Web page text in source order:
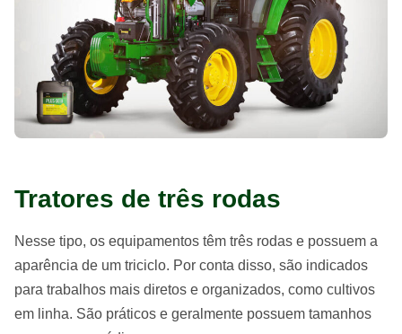
Tratores de três rodas
Nesse tipo, os equipamentos têm três rodas e possuem a
aparência de um triciclo. Por conta disso, são indicados
para trabalhos mais diretos e organizados, como cultivos
em linha. São práticos e geralmente possuem tamanhos